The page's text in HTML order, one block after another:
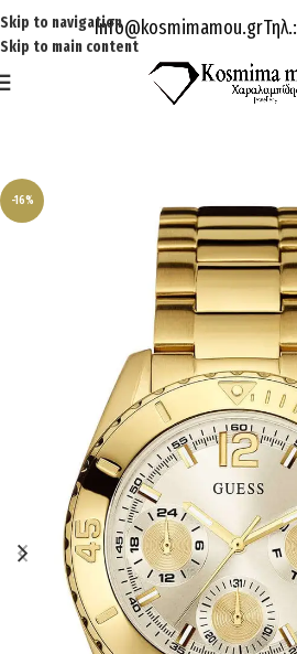
Skip to navigation
Skip to main content
Info@kosmimamou.grΤηλ.:
-16%